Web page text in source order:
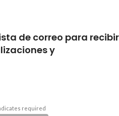
de correo para recibir
y
required